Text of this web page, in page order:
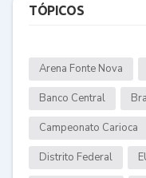
TÓPICOS
Arena Fonte Nova
Banco Central
Campeonato Carioca
Distrito Federal